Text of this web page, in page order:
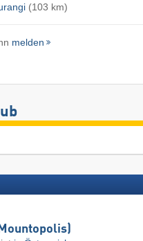
(103 km)
melden